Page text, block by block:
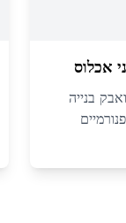
אכלוס
בנייה